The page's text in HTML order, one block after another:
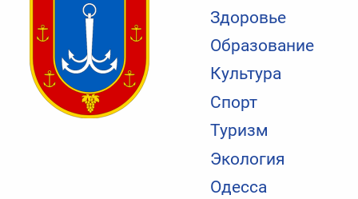
Здоровье
Образование
Культура
Спорт
Туризм
Экология
Одесса